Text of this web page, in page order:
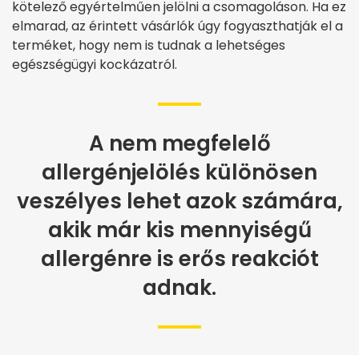
kötelező egyértelműen jelölni a csomagoláson. Ha ez
elmarad, az érintett vásárlók úgy fogyaszthatják el a
terméket, hogy nem is tudnak a lehetséges
egészségügyi kockázatról.
A nem megfelelő
allergénjelölés különösen
veszélyes lehet azok számára,
akik már kis mennyiségű
allergénre is erős reakciót
adnak.